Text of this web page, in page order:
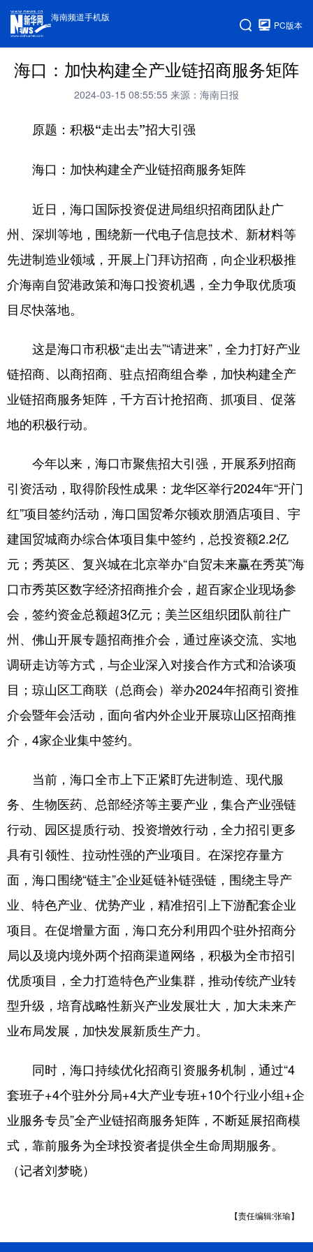
海南频道手机版
PC版本
海口：加快构建全产业链招商服务矩阵
2024-03-15 08:55:55 来源：海南日报
原题：积极“走出去”招大引强
海口：加快构建全产业链招商服务矩阵
近日，海口国际投资促进局组织招商团队赴广
州、深圳等地，围绕新一代电子信息技术、新材料等
先进制造业领域，开展上门拜访招商，向企业积极推
介海南自贸港政策和海口投资机遇，全力争取优质项
目尽快落地。
这是海口市积极“走出去”“请进来”，全力打好产业
链招商、以商招商、驻点招商组合拳，加快构建全产
业链招商服务矩阵，千方百计抢招商、抓项目、促落
地的积极行动。
今年以来，海口市聚焦招大引强，开展系列招商
引资活动，取得阶段性成果：龙华区举行2024年“开门
红”项目签约活动，海口国贸希尔顿欢朋酒店项目、宇
建国贸城商办综合体项目集中签约，总投资额2.2亿
元；秀英区、复兴城在北京举办“自贸未来赢在秀英”海
口市秀英区数字经济招商推介会，超百家企业现场参
会，签约资金总额超3亿元；美兰区组织团队前往广
州、佛山开展专题招商推介会，通过座谈交流、实地
调研走访等方式，与企业深入对接合作方式和洽谈项
目；琼山区工商联（总商会）举办2024年招商引资推
介会暨年会活动，面向省内外企业开展琼山区招商推
介，4家企业集中签约。
当前，海口全市上下正紧盯先进制造、现代服
务、生物医药、总部经济等主要产业，集合产业强链
行动、园区提质行动、投资增效行动，全力招引更多
具有引领性、拉动性强的产业项目。在深挖存量方
面，海口围绕“链主”企业延链补链强链，围绕主导产
业、特色产业、优势产业，精准招引上下游配套企业
项目。在促增量方面，海口充分利用四个驻外招商分
局以及境内境外两个招商渠道网络，积极为全市招引
优质项目，全力打造特色产业集群，推动传统产业转
型升级，培育战略性新兴产业发展壮大，加大未来产
业布局发展，加快发展新质生产力。
同时，海口持续优化招商引资服务机制，通过“4
套班子+4个驻外分局+4大产业专班+10个行业小组+企
业服务专员”全产业链招商服务矩阵，不断延展招商模
式，靠前服务为全球投资者提供全生命周期服务。
（记者刘梦晓）
【责任编辑:张瑜】